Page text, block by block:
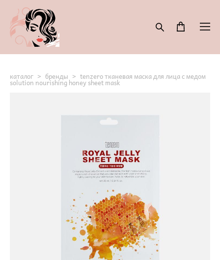
каталог > бренды > tenzero тканевая маска для лица с медом
solution nourishing honey sheet mask